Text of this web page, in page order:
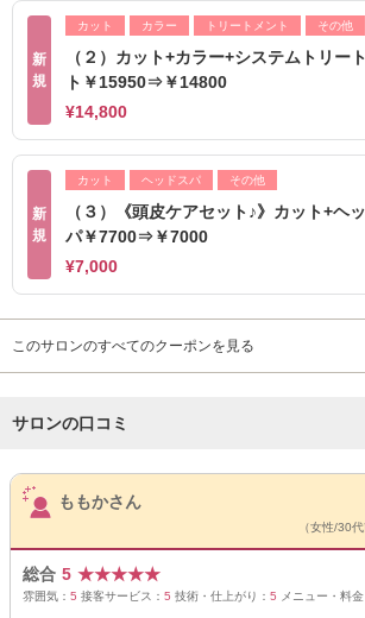
新
規
カット カラー トリートメント その他
（２）カット+カラー+システムトリー
ト￥15950⇒￥14800
¥14,800
新
規
カット ヘッドスパ その他
（３）《頭皮ケアセット♪》カット+ヘ
パ￥7700⇒￥7000
¥7,000
このサロンのすべてのクーポンを見る
サロンの口コミ
サロンPick Up
ももかさん
（女性/30
総合 5 ★★★★★
雰囲気： 5 接客サービス： 5 技術・仕上がり： 5 メニュー・料金